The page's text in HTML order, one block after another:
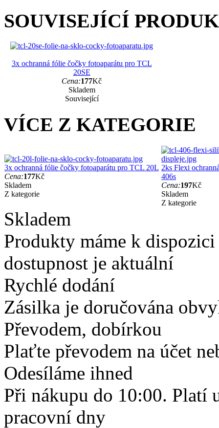
SOUVISEJÍCÍ
3x ochranná fólie čočky fotoaparátu pro TCL
20SE
Cena:177Kč
Skladem
Související
VÍCE Z KATEGORIE
3x ochranná fólie čočky fotoaparátu pro TCL 20L
Cena:177Kč
Skladem
Z kategorie
2ks Flexi
406s
Cena:197Kč
Skladem
Z kategorie
Skladem
Produkty máme k
dostupnost je aktuální
Rychlé dodání
Zásilka je doručována
Převodem, dobírkou
Plaťte převodem na účet
Odesíláme ihned
Při nákupu do 10:00. Platí
pracovní dny